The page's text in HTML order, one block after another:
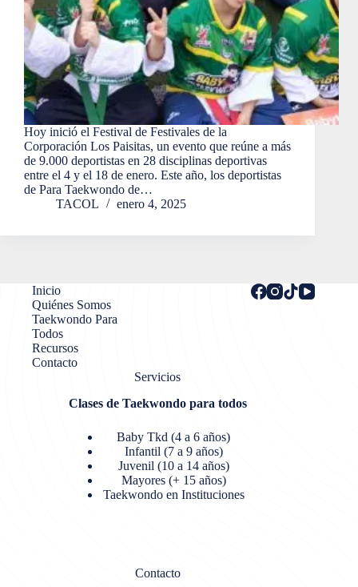
Hoy inició el Festival de Festivales de la
Corporación Los Paisitas, un evento que reúne a más
de 9.000 deportistas en 28 disciplinas deportivas
entre el 4 y el 18 de enero. Este año, los deportistas
de Para Taekwondo de…
TACOL
enero 4, 2025
Inicio
Quiénes Somos
Taekwondo Para
Todos
Recursos
Contacto
Servicios
Clases de Taekwondo para todos
Baby Tkd (4 a 6 años)
Infantil (7 a 9 años)
Juvenil (10 a 14 años)
Mayores (+ 15 años)
Taekwondo en Instituciones
Contacto